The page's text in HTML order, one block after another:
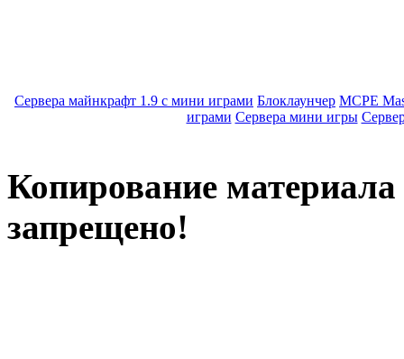
Сервера майнкрафт 1.9 с мини играми Блоклаунчер MCPE
играми Сервера мини игры
Копирование материала
запрещено!